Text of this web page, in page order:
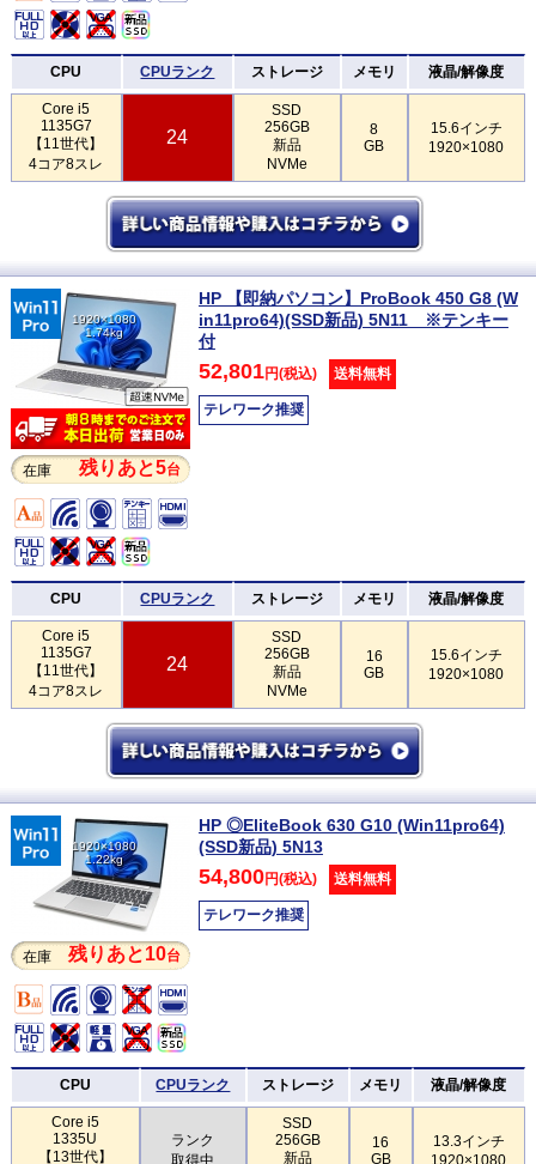
CPU CPUランク ストレージ メモリ 液晶/解像度
Core i5
1135G7
【11世代】
4コア8スレ
24
SSD
256GB
新品
NVMe
8
GB
15.6インチ
1920×1080
1920×1080
1.74kg
在庫 残りあと5台
HP 【即納パソコン】ProBook 450 G8 (W
in11pro64)(SSD新品) 5N11 ※テンキー
付
52,801円(税込) 送料無料
テレワーク推奨
CPU CPUランク ストレージ メモリ 液晶/解像度
Core i5
1135G7
【11世代】
4コア8スレ
24
SSD
256GB
新品
NVMe
16
GB
15.6インチ
1920×1080
1920×1080
1.22kg
在庫 残りあと10台
HP ◎EliteBook 630 G10 (Win11pro64)
(SSD新品) 5N13
54,800円(税込) 送料無料
テレワーク推奨
CPU CPUランク ストレージ メモリ 液晶/解像度
Core i5
1335U
【13世代】
ランク
取得中
SSD
256GB
新品
16
GB
13.3インチ
1920×1080